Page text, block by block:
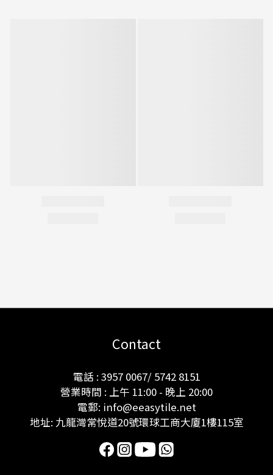
Contact
電話 : 3957 0067/ 5742 8151
營業時間 : 上午 11:00 - 晚上 20:00
電郵: info@eeasytile.net
地址: 九龍灣常悅道20號環球工商大廈1樓115室